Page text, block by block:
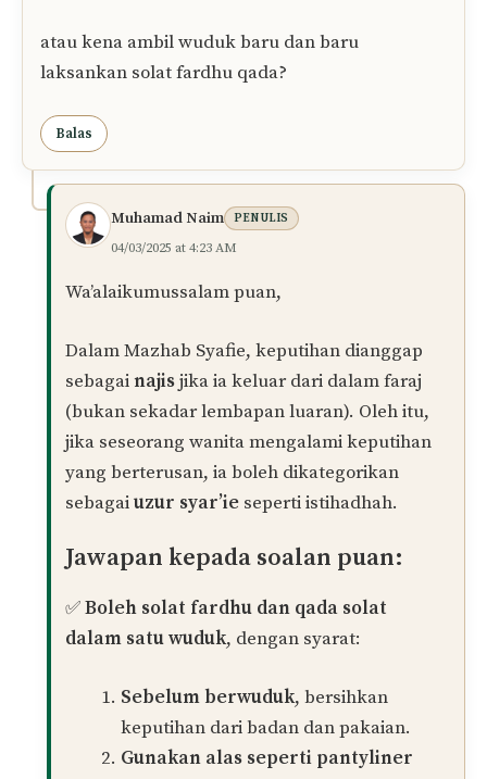
Pakaian Yang Terkena Keputihan”
siti
01/03/2025 at 5:35 PM
assalamualaikum Tuan. saya nak tanya, adakah
seseorang perempuan yang ada masalah
dengan qada solat dalam satu wuduk?
contoh keadaan, sucikan diri dan pakaian dari
keputihan, ambil wuduk, solat fardhu dan
kemudian terus lakukan qada fardhu 1 waktu.
boleh ke Tuan?
atau kena ambil wuduk baru dan baru
laksankan solat fardhu qada?
Balas
Muhamad Naim PENULIS
04/03/2025 at 4:23 AM
Wa’alaikumussalam puan,